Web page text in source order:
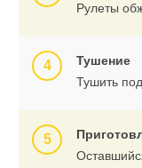
Рулеты
Тушение
Тушить